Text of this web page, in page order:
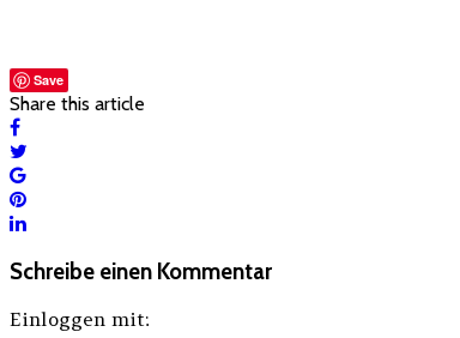
Save
Share this article
Schreibe einen Kommentar
Einloggen mit: